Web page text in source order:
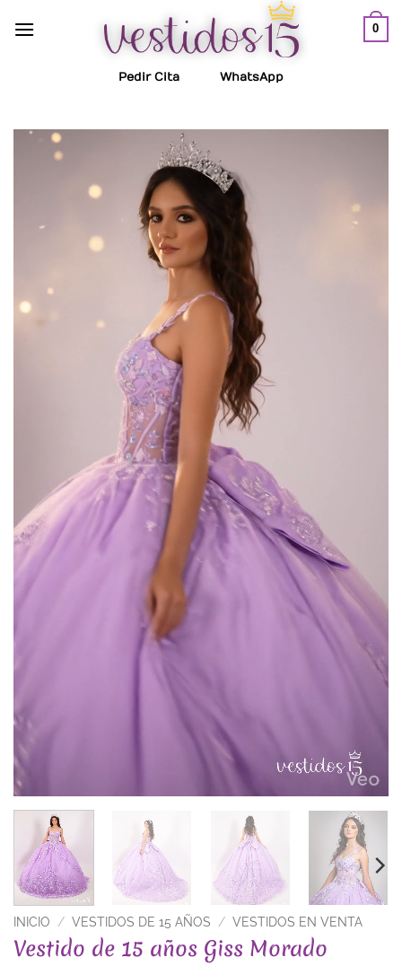
0
Pedir Cita WhatsApp
INICIO / VESTIDOS DE 15 AÑOS / VESTIDOS EN VENTA
Vestido de 15 años Giss Morado